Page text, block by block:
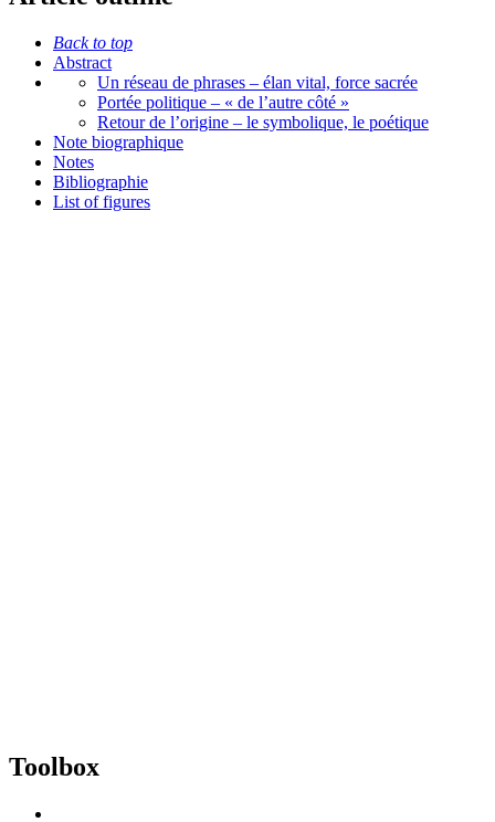
Back to top
Abstract
Un réseau de phrases – élan vital, force sacrée
Portée politique – « de l’autre côté »
Retour de l’origine – le symbolique, le poétique
Note biographique
Notes
Bibliographie
List of figures
Toolbox